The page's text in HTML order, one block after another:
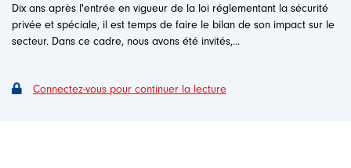
Dix ans après l'entrée en vigueur de la loi réglementant la sécurité
privée et spéciale, il est temps de faire le bilan de son impact sur le
secteur. Dans ce cadre, nous avons été invités,...
Connectez-vous pour continuer la lecture